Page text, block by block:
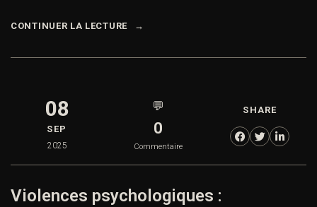
CONTINUER LA LECTURE
08
SEP
2025
💬
0
Commentaire
SHARE
Violences psychologiques :